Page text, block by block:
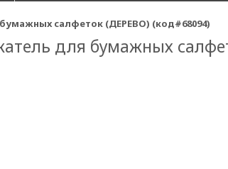
салфеток (ДЕРЕВО) (код#68094)
для бумажных